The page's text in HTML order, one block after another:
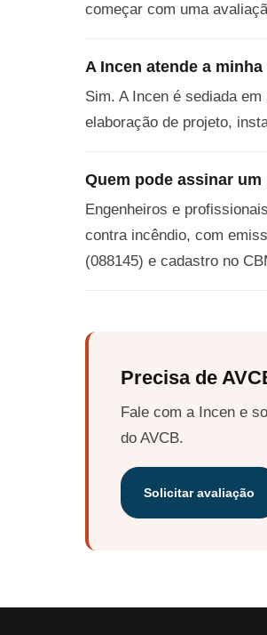
começar com uma
A Incen atende a
Sim. A Incen é sediada
elaboração de projeto,
Quem pode assinar
Engenheiros e
contra incêndio, com
(088145) e cadastro no
Precisa de
Fale com a Incen e
do AVCB.
Solicitar avaliação